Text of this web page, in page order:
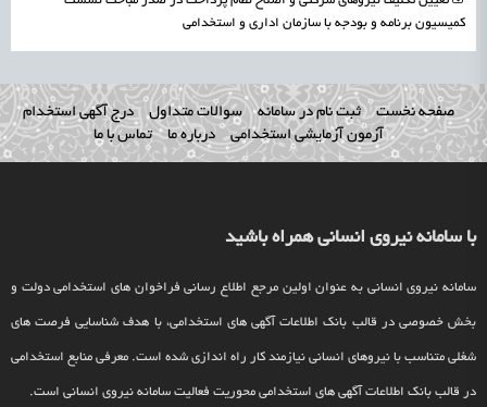
کمیسیون برنامه و بودجه با سازمان اداری و استخدامی
صفحه نخست ثبت نام در سامانه سوالات متداول
درج آگهی استخدام
آزمون آزمایشی استخدامی
درباره ما تماس با ما
با سامانه نیروی انسانی همراه باشید
سامانه نیروی انسانی به عنوان اولین مرجع اطلاع رسانی فراخوان های استخدامی دولت و
بخش خصوصی در قالب بانک اطلاعات آگهی های استخدامی، با هدف شناسایی فرصت های
شغلی متناسب با نیروهای انسانی نیازمند کار راه اندازی شده است. معرفی منابع استخدامی
در قالب بانک اطلاعات آگهی های استخدامی محوریت فعالیت سامانه نیروی انسانی است.